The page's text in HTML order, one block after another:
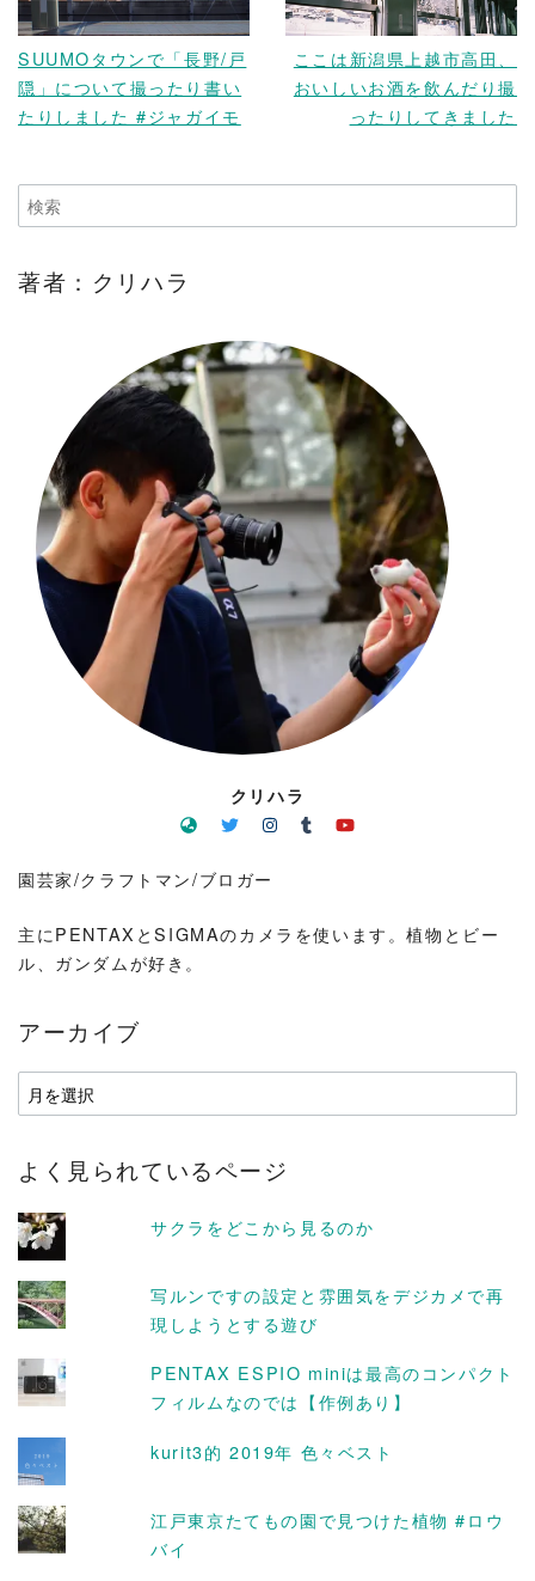
SUUMOタウンで「長野/戸
隠」について撮ったり書い
たりしました #ジャガイモ
ここは新潟県上越市高田、
おいしいお酒を飲んだり撮
ったりしてきました
著者：クリハラ
クリハラ
園芸家/クラフトマン/ブロガー
主にPENTAXとSIGMAのカメラを使います。植物とビー
ル、ガンダムが好き。
アーカイブ
ア
ー
イ
よく見られているページ
サクラをどこから見るのか
写ルンですの設定と雰囲気をデジカメで再
現しようとする遊び
PENTAX ESPIO miniは最高のコンパクト
フィルムなのでは【作例あり】
kurit3的 2019年 色々ベスト
江戸東京たてもの園で見つけた植物 #ロウ
バイ